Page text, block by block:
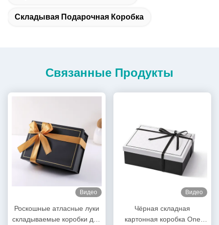
Складывая Подарочная Коробка
Связанные Продукты
Видео
Роскошные атласные луки
складываемые коробки для
Видео
Чёрная складная
картонная коробка One